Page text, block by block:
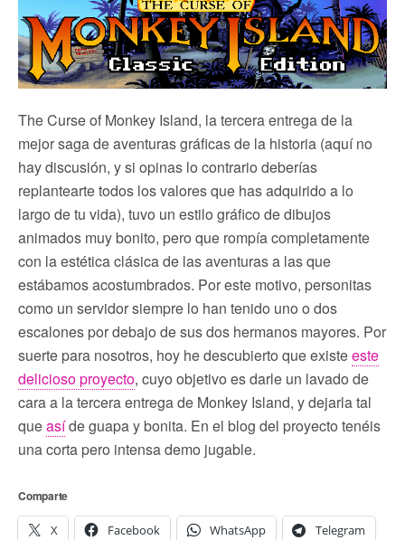
The Curse of Monkey Island, la tercera entrega de la
mejor saga de aventuras gráficas de la historia (aquí no
hay discusión, y si opinas lo contrario deberías
replantearte todos los valores que has adquirido a lo
largo de tu vida), tuvo un estilo gráfico de dibujos
animados muy bonito, pero que rompía completamente
con la estética clásica de las aventuras a las que
estábamos acostumbrados. Por este motivo, personitas
como un servidor siempre lo han tenido uno o dos
escalones por debajo de sus dos hermanos mayores. Por
suerte para nosotros, hoy he descubierto que existeeste
delicioso proyecto, cuyo objetivo es darle un lavado de
cara a la tercera entrega de Monkey Island, y dejarla tal
queasíde guapa y bonita. En el blog del proyecto tenéis
una corta pero intensa demo jugable.
Comparte
X Facebook WhatsApp Telegram